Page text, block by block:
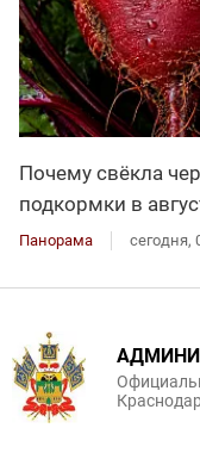
Почему свёкла
подкормки в
Панорама сегодня,